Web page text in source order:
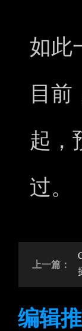
如此
目前
起，
过。
上一篇：
编辑